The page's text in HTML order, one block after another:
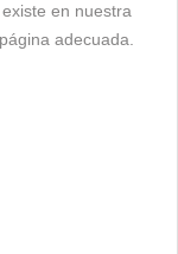
en nuestra
adecuada.